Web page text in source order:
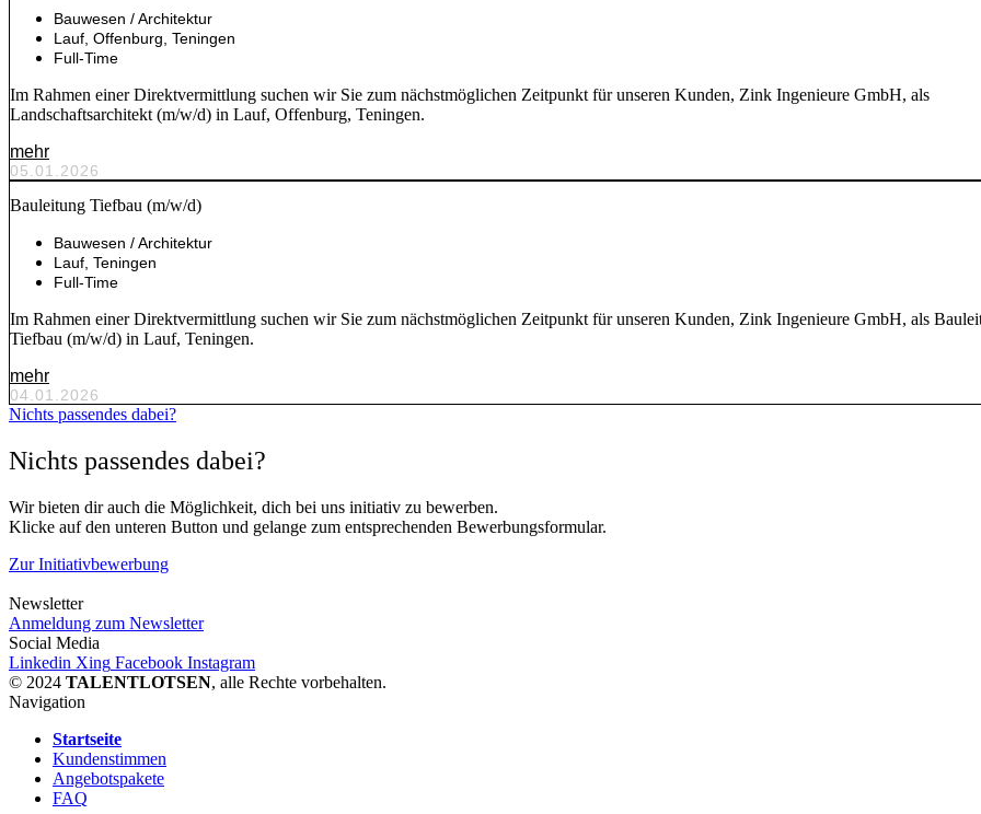
Bauwesen / Architektur
Lauf, Offenburg, Teningen
Full-Time
Im Rahmen einer Direktvermittlung suchen wir Sie zum nächstmöglichen Zeitpunkt für unseren Kunden, Zink Ingenieure GmbH, als
Landschaftsarchitekt (m/w/d) in Lauf, Offenburg, Teningen.
mehr
05.01.2026
Bauleitung Tiefbau (m/w/d)
Bauwesen / Architektur
Lauf, Teningen
Full-Time
Im Rahmen einer Direktvermittlung suchen wir Sie zum nächstmöglichen Zeitpunkt für unseren Kunden, Zink Ingenieure GmbH, als
Tiefbau (m/w/d) in Lauf, Teningen.
mehr
04.01.2026
Nichts passendes dabei?
Nichts passendes dabei?
Wir bieten dir auch die Möglichkeit, dich bei uns initiativ zu bewerben.
Klicke auf den unteren Button und gelange zum entsprechenden Bewerbungsformular.
Zur Initiativbewerbung
Newsletter
Anmeldung zum Newsletter
Social Media
Linkedin Xing Facebook Instagram
© 2024 TALENTLOTSEN, alle Rechte vorbehalten.
Navigation
Startseite
Kundenstimmen
Angebotspakete
FAQ